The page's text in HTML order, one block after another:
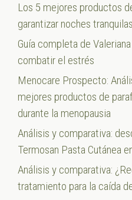
Los 5 mejores productos
garantizar noches tranquilas
Guía completa de
combatir el estrés
Menocare Prospecto:
mejores productos de
durante la menopausia
Análisis y comparativa:
Termosan Pasta Cutánea
Análisis y comparativa:
tratamiento para la caída